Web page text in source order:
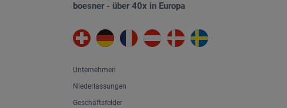
boesner - über 40x in Europa
Unternehmen
Niederlassungen
Geschäftsfelder